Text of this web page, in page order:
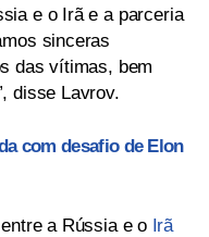
e o Irã e a parceria
sinceras
das vítimas, bem
disse Lavrov.
com desafio de Elon
a Rússia e o Irã